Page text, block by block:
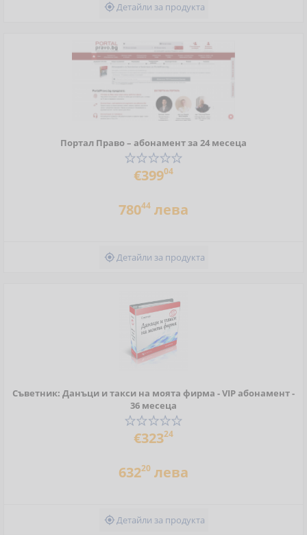
Детайли за продукта
Портал Право – абонамент за 24 месеца
€39904
78044 лева
Детайли за продукта
Съветник: Данъци и такси на моята фирма - VIP абонамент -
36 месеца
€32324
63220 лева
Детайли за продукта